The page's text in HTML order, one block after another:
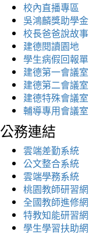
校內直播專區
吳鴻麟獎助學金
校長爸爸說故事
建德閱讀園地
學生病假回報單
建德第一會議室
建德第二會議室
建德特殊會議室
輔導專用會議室
公務連結
雲端差勤系統
公文整合系統
雲端學務系統
桃園教師研習網
全國教師進修網
特教知能研習網
學生學習扶助網